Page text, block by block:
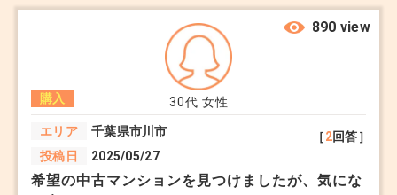
ムされたとしても配管や構造自体の劣化です。 築40年
のマンションに35年ローンを組むのは現実的なのでしょ
うか？ SRC構造のマンションの実際の耐用年数は何年
30代 女性
購入
エリア
千葉県市川市
投稿日
2025/05/27
［2回答］
890 view
希望の中古マンションを見つけましたが、気にな